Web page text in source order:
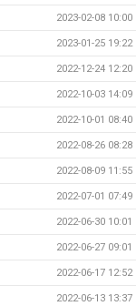
2023-02-08 10:00
2023-01-25 19:22
2022-12-24 12:20
2022-10-03 14:09
2022-10-01 08:40
2022-08-26 08:28
2022-08-09 11:55
2022-07-01 07:49
2022-06-30 10:01
2022-06-27 09:01
2022-06-17 12:52
2022-06-13 13:37